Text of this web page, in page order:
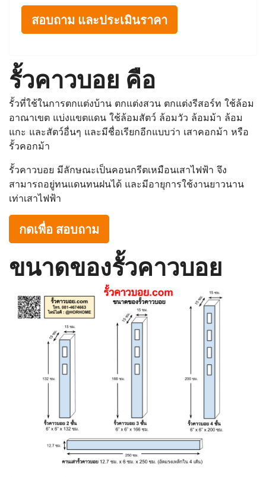
สอบถาม และประเมินราคา
รั้วคาวบอย คือ
รั้วที่ใช้ในการตกแต่งบ้าน ตกแต่งสวน ตกแต่งรีสอร์ท ใช้ล้อม
อาณาเขต แบ่งแขตแดน ใช้ล้อมสัตว์ ล้อมวัว ล้อมม้า ล้อม
แกะ และสัตว์อื่นๆ และมีชื่อเรียกอีกแบบว่า เสาคอกม้า หรือ
รั้วคอกม้า
รั้วคาวบอย มีลักษณะเป็นคอนกรีตเหมือนเสาไฟฟ้า จึง
สามารถอยู่ทนแดนทนฝนได้ และมีอายุการใช้งานยาวนาน
เท่าเสาไฟฟ้า
กดเพื่อ สอบถาม
ขนาดของรั้วคาวบอย